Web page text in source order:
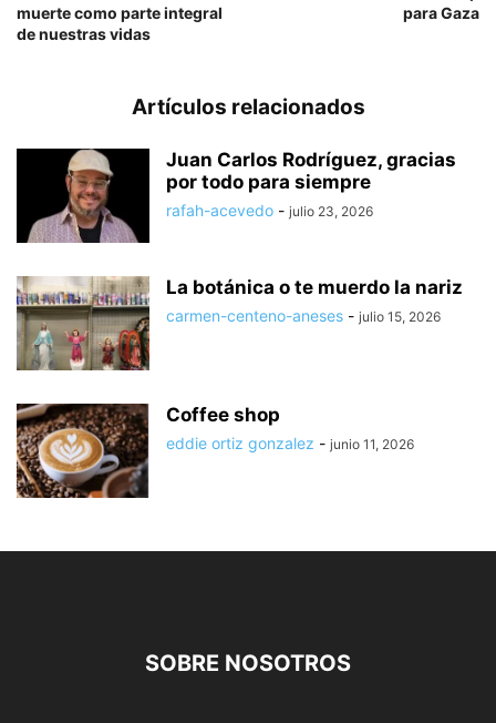
muerte como parte integral
de nuestras vidas
para Gaza
Artículos relacionados
Juan Carlos Rodríguez, gracias
por todo para siempre
rafah-acevedo - julio 23, 2026
La botánica o te muerdo la nariz
carmen-centeno-aneses - julio 15, 2026
Coffee shop
eddie ortiz gonzalez - junio 11, 2026
SOBRE NOSOTROS